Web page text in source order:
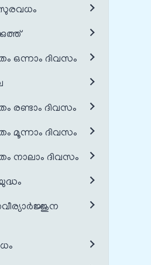
ഒന്നാം ദിവസം
രണ്ടാം ദിവസം
മൂന്നാം ദിവസം
നാലാം ദിവസം